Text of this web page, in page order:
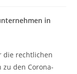
in
die rechtlichen
zu den Corona-